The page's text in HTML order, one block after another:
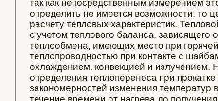
так как непосредственным измерением
определить не имеется возможности, то
расчету тепловых характеристик.
с учетом теплового баланса, зависящего
теплообмена, имеющих место при горячей
теплопроводностью при контакте с
охлаждением, конвекцией и излучением.
определения теплопереноса при
закономерностей изменения температур
течение времени от нагрева до получения